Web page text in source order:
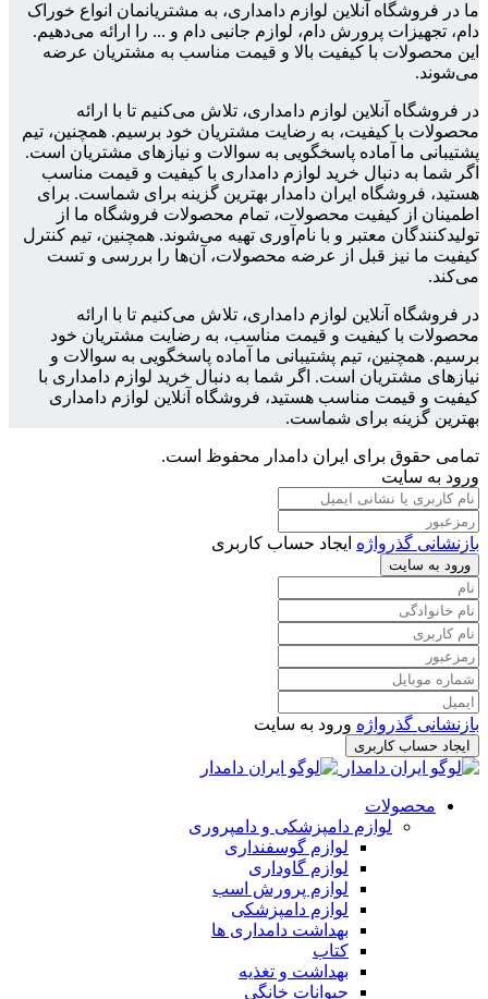
ما در فروشگاه آنلاین لوازم دامداری، به مشتریانمان انواع خوراک
دام، تجهیزات پرورش دام، لوازم جانبی دام و ... را ارائه می‌دهیم.
این محصولات با کیفیت بالا و قیمت مناسب به مشتریان عرضه
می‌شوند.
در فروشگاه آنلاین لوازم دامداری، تلاش می‌کنیم تا با ارائه
محصولات با کیفیت، به رضایت مشتریان خود برسیم. همچنین، تیم
پشتیبانی ما آماده پاسخگویی به سوالات و نیازهای مشتریان است.
اگر شما به دنبال خرید لوازم دامداری با کیفیت و قیمت مناسب
هستید، فروشگاه ایران دامدار بهترین گزینه برای شماست. برای
اطمینان از کیفیت محصولات، تمام محصولات فروشگاه ما از
تولیدکنندگان معتبر و با نام‌آوری تهیه می‌شوند. همچنین، تیم کنترل
کیفیت ما نیز قبل از عرضه محصولات، آن‌ها را بررسی و تست
می‌کند.
در فروشگاه آنلاین لوازم دامداری، تلاش می‌کنیم تا با ارائه
محصولات با کیفیت و قیمت مناسب، به رضایت مشتریان خود
برسیم. همچنین، تیم پشتیبانی ما آماده پاسخگویی به سوالات و
نیازهای مشتریان است. اگر شما به دنبال خرید لوازم دامداری با
کیفیت و قیمت مناسب هستید، فروشگاه آنلاین لوازم دامداری
بهترین گزینه برای شماست.
تمامی حقوق برای ایران دامدار محفوظ است.
ورود به سایت
بازنشانی گذرواژه ایجاد حساب کاربری
ورود به سایت
بازنشانی گذرواژه ورود به سایت
ایجاد حساب کاربری
محصولات
لوازم دامپزشکی و دامپروری
لوازم گوسفنداری
لوازم گاوداری
لوازم پرورش اسب
لوازم دامپزشکی
بهداشت دامداری ها
کتاب
بهداشت و تغذیه
حیوانات خانگی